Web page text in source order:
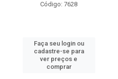
Código: 7628
Faça seu login ou
cadastre-se para
ver preços e
comprar